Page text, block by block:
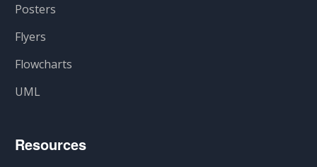
Posters
Flyers
Flowcharts
UML
Resources